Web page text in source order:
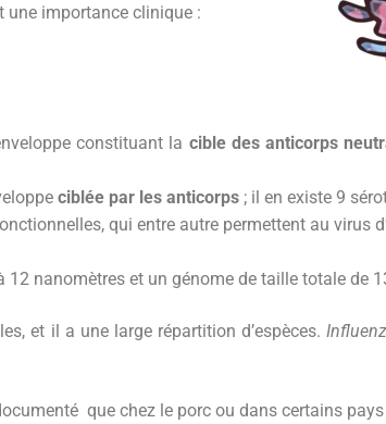
une importance clinique :
constituant la cible des anticorps
ciblée par les anticorps; il en existe 9
qui entre autre permettent au virus
nanomètres et un génome de taille totale de
et il a une large répartition d’espèces.
que chez le porc ou dans certains pays